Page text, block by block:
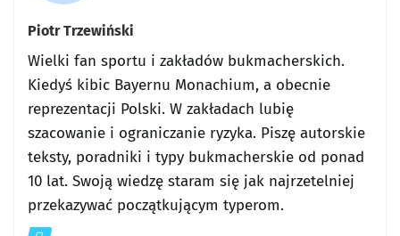
Piotr Trzewiński
Wielki fan sportu i zakładów bukmacherskich.
Kiedyś kibic Bayernu Monachium, a obecnie
reprezentacji Polski. W zakładach lubię
szacowanie i ograniczanie ryzyka. Piszę autorskie
teksty, poradniki i typy bukmacherskie od ponad
10 lat. Swoją wiedzę staram się jak najrzetelniej
przekazywać początkującym typerom.